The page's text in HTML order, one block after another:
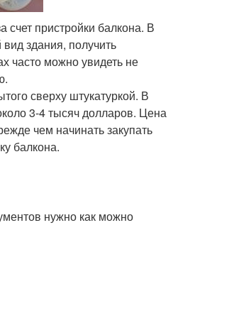
пристройки балкона. В
здания, получить
часто можно увидеть не
сверху штукатуркой. В
3-4 тысяч долларов. Цена
чем начинать закупать
балкона.
нужно как можно